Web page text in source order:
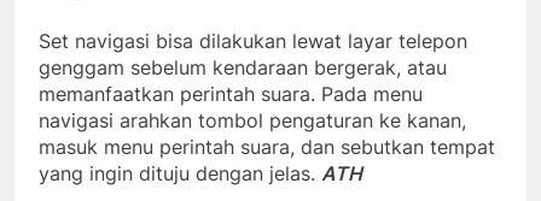
Set navigasi bisa dilakukan lewat layar telepon
genggam sebelum kendaraan bergerak, atau
memanfaatkan perintah suara. Pada menu
navigasi arahkan tombol pengaturan ke kanan,
masuk menu perintah suara, dan sebutkan tempat
yang ingin dituju dengan jelas. ATH